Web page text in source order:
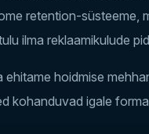
retention-süsteeme,
ilma reklaamikulude
hoidmise
kohanduvad igale